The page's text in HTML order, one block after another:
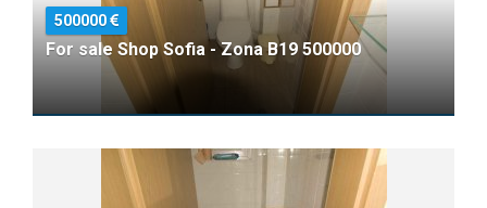
500000
For sale Shop Sofia - Zona B19 500000